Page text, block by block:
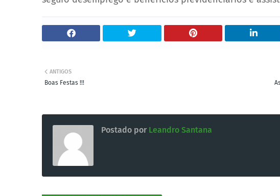
ANTIGOS
Boas Festas !!!
Postado por Leandro Santana